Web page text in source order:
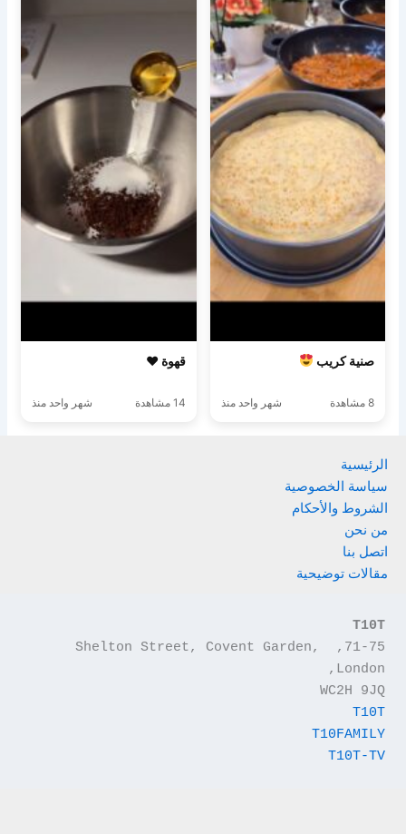
صنية كريب
8 مشاهدة شهر واحد منذ
قهوة ♥️
14 مشاهدة شهر واحد منذ
الرئيسية
سياسة الخصوصية
الشروط والأحكام
من نحن
اتصل بنا
مقالات توضيحية
T10T
71-75, Shelton Street, Covent Garden,
London,
WC2H 9JQ
T10T
T10FAMILY
T10T-TV